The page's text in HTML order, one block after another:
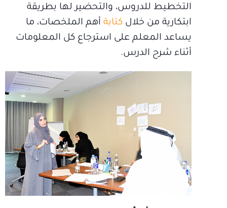
التخطيط للدروس، والتحضير لها بطريقة
ابتكارية من خلال كتابة أهم الملخصات، ما
يساعد المعلم على استرجاع كل المعلومات
أثناء شرح الدرس.